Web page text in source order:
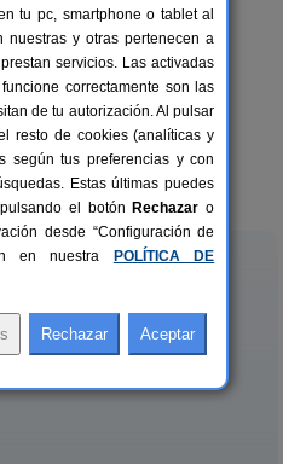
10-20+6 pers.
desde40 €
Pinar
tu pc, smartphone o tablet al
nuestras y otras pertenecen a
servicios. Las activadas
correctamente son las
de tu autorización. Al pulsar
resto de cookies (analíticas y
según tus preferencias y con
Estas últimas puedes
el botón Rechazar o
desde “Configuración de
en nuestra
POLÍTICA DE